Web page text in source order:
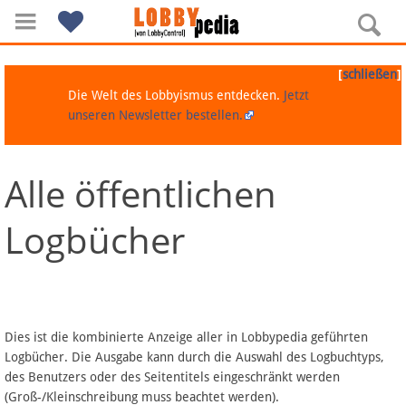
Navigation
Über Lobbypedia
Artikel nach Kategorien
FAQ
[schließen]
Die Welt des Lobbyismus entdecken. Jetzt
unseren Newsletter bestellen.
Alle öffentlichen
Logbücher
Dies ist die kombinierte Anzeige aller in Lobbypedia geführten
Logbücher. Die Ausgabe kann durch die Auswahl des Logbuchtyps,
des Benutzers oder des Seitentitels eingeschränkt werden
(Groß-/Kleinschreibung muss beachtet werden).